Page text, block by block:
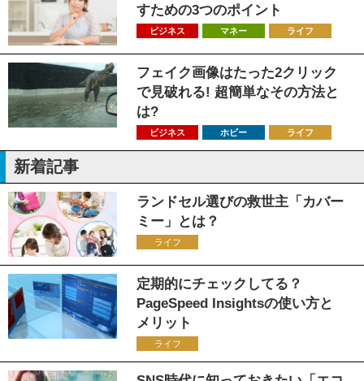
すための3つのポイント
ビジネス マネー ライフ
フェイク画像はたった2クリック
で見破れる! 超簡単なその方法と
は?
ビジネス ホビー ライフ
新着記事
ランドセル選びの救世主「カバー
ミー」とは？
ライフ
定期的にチェックしてる？
PageSpeed Insightsの使い方と
メリット
ライフ